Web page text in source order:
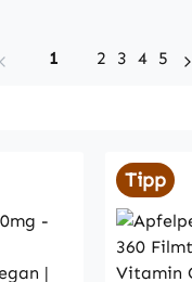
Seite
1 Seite
2 Seite
3 Seite
4 Seite
5
Tipp